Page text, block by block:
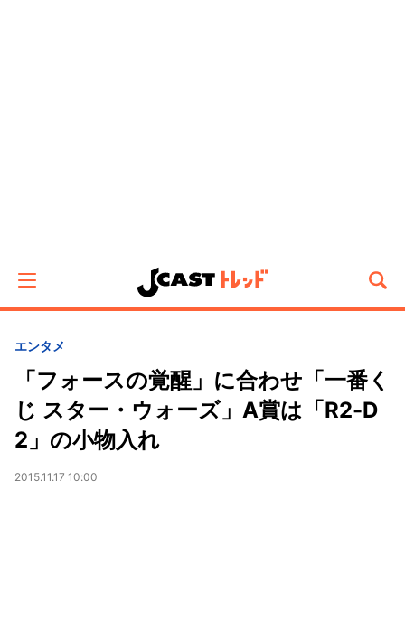
エンタメ
「フォースの覚醒」に合わせ「一番く
じ スター・ウォーズ」A賞は「R2-D
2」の小物入れ
2015.11.17 10:00